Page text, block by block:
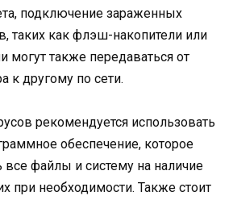
подключение зараженных
таких как флэш-накопители или
могут также передаваться от
к другому по сети.
рекомендуется использовать
обеспечение, которое
все файлы и систему на наличие
при необходимости. Также стоит